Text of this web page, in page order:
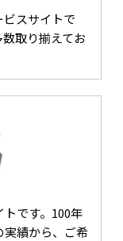
スサイトで
取り揃えてお
トです。100年
実績から、ご希